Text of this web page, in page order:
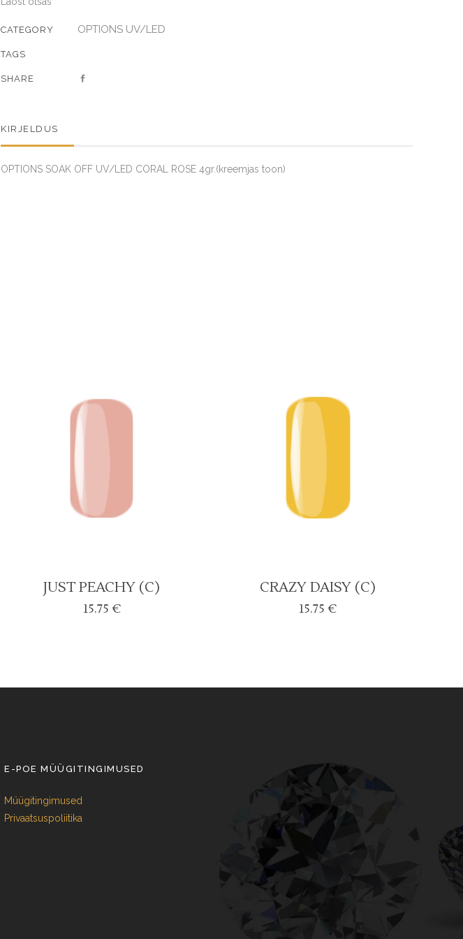
CATEGORY OPTIONS UV/LED
TAGS
SHARE
KIRJELDUS
OPTIONS SOAK OFF UV/LED CORAL ROSE 4gr.(kreemjas toon)
JUST PEACHY (C)
15.75 €
CRAZY DAISY (C)
15.75 €
E-POE MÜÜGITINGIMUSED
Müügitingimused
Privaatsuspoliitika